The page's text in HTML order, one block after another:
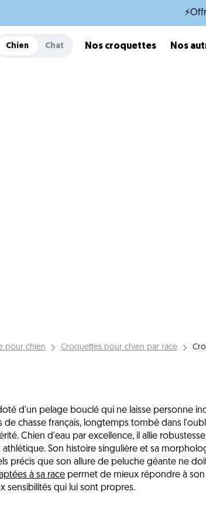
Chien Chat Nos croquettes Nos
pour chien Croquettes pour chien par race
d'un pelage bouclé qui ne laisse personne
de chasse français, longtemps tombé dans
Chien d'eau par excellence, il allie
Son histoire singulière et sa
précis que son allure de peluche géante ne
à sa race permet de mieux répondre à
sensibilités qui lui sont propres.